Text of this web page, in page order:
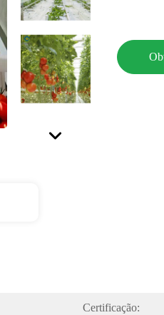
Certificação: